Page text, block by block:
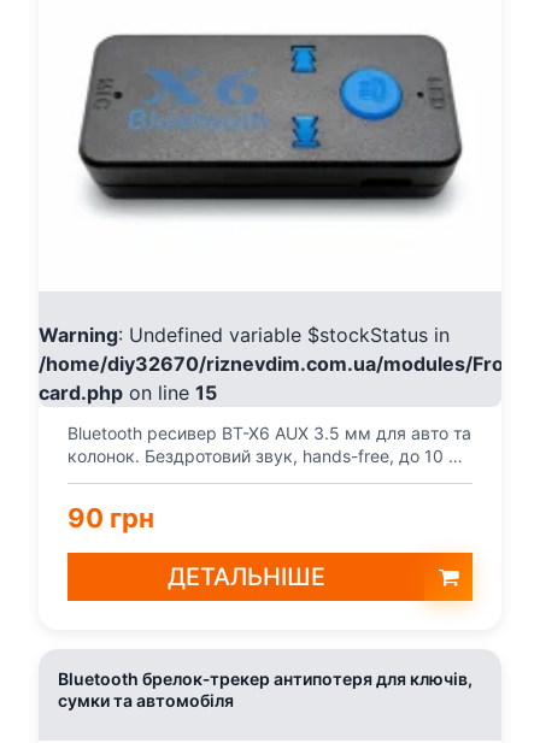
Warning: Undefined variable $stockStatus in
/home/diy32670/riznevdim.com.ua/modules/
card.php on line 15
Bluetooth ресивер BT-X6 AUX 3.5 мм для авто та
колонок. Бездротовий звук, hands-free, до 10 м,
прост...
90 грн
ДЕТАЛЬНІШЕ
Bluetooth брелок‑трекер антипотеря для ключів,
сумки та автомобіля